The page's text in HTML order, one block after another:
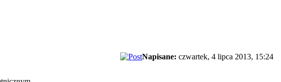
Napisane: czwartek, 4 lipca 2013, 15:24